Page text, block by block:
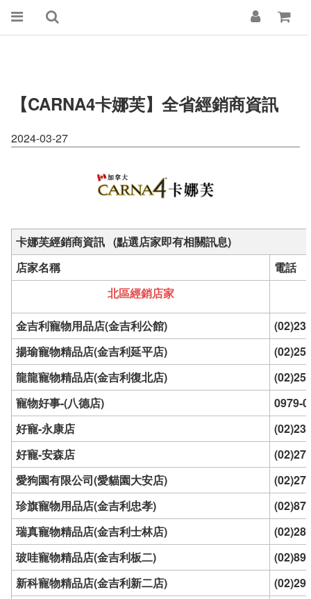
【CARNA4卡娜芙】全省經銷商資訊
2024-03-27
卡娜芙經銷商資訊 (點選店家即有相關訊息)
店家名稱
電話
北區經銷店家
金吉利寵物用品店(金吉利公館)
揚瑜寵物精品店(金吉利延平店)
龍龍寵物精品店(金吉利復北店)
寵物好事-(八德店)
0979-
好寵-永康店
好寵-安森店
愛狗園有限公司(愛貓園大安店)
珍旗寵物用品店(金吉利忠孝)
瑞真寵物精品店(金吉利士林店)
玻哇寵物精品店(金吉利板二)
新科寵物精品店(金吉利新二店)